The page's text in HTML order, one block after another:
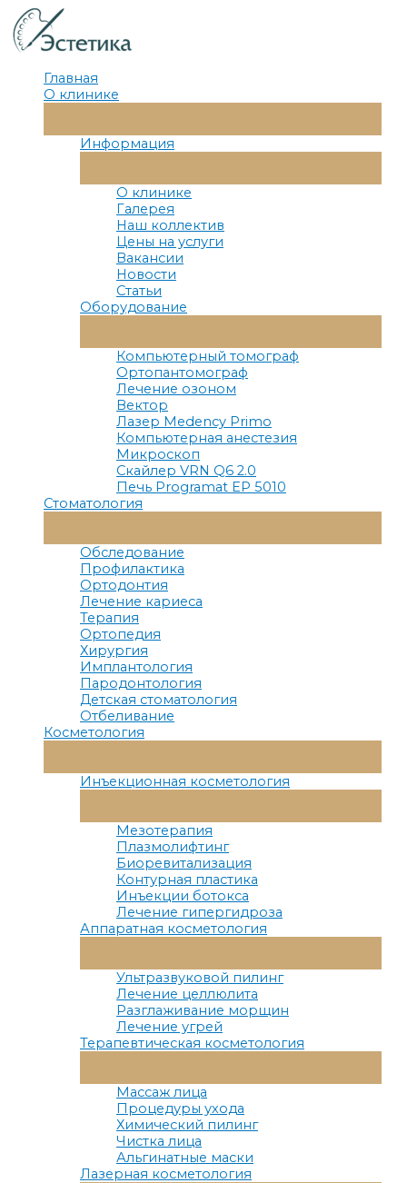
Перейти
к
содержимому
Главная
О клинике
Меню
Информация
Меню
О клинике
Галерея
Наш коллектив
Цены на услуги
Вакансии
Новости
Статьи
Оборудование
Меню
Компьютерный томограф
Ортопантомограф
Лечение озоном
Вектор
Лазер Medency Primo
Компьютерная анестезия
Микроскоп
Скайлер VRN Q6 2.0
Печь Programat EP 5010
Стоматология
Меню
Обследование
Профилактика
Ортодонтия
Лечение кариеса
Терапия
Ортопедия
Хирургия
Имплантология
Пародонтология
Детская стоматология
Отбеливание
Косметология
Меню
Инъекционная косметология
Меню
Мезотерапия
Плазмолифтинг
Биоревитализация
Контурная пластика
Инъекции ботокса
Лечение гипергидроза
Аппаратная косметология
Меню
Ультразвуковой пилинг
Лечение целлюлита
Разглаживание морщин
Лечение угрей
Терапевтическая косметология
Меню
Массаж лица
Процедуры ухода
Химический пилинг
Чистка лица
Альгинатные маски
Лазерная косметология